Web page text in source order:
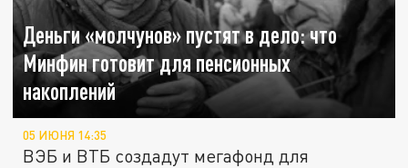
Деньги «молчунов» пустят в дело: что
Минфин готовит для пенсионных
накоплений
05 ИЮНЯ 14:35
ВЭБ и ВТБ создадут мегафонд для